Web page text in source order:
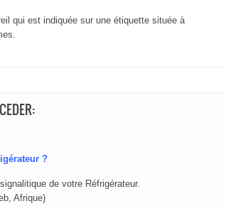
qui est indiquée sur une étiquette située à
?
de votre Réfrigérateur.
Afrique)